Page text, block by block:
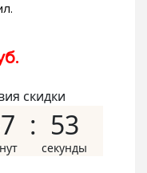
скидки
52